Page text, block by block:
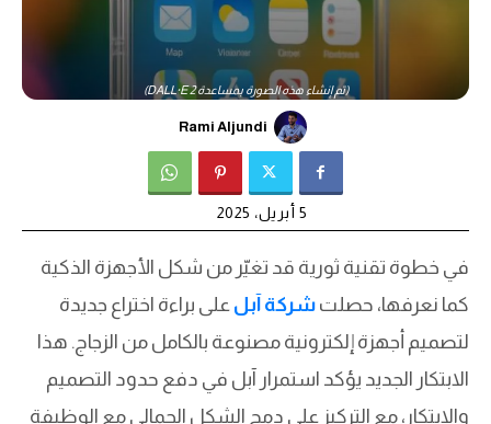
(تم إنشاء هذه الصورة بمساعدة DALL·E 2)
Rami Aljundi
5 أبريل، 2025
في خطوة تقنية ثورية قد تغيّر من شكل الأجهزة الذكية
كما نعرفها، حصلت شركة آبل على براءة اختراع جديدة
لتصميم أجهزة إلكترونية مصنوعة بالكامل من الزجاج. هذا
الابتكار الجديد يؤكد استمرار آبل في دفع حدود التصميم
والابتكار، مع التركيز على دمج الشكل الجمالي مع الوظيفة